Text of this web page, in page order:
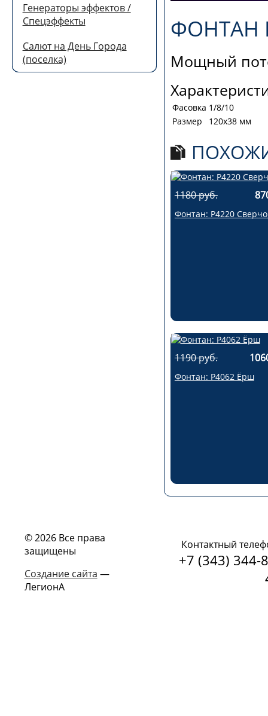
Генераторы эффектов /
Спецэффекты
Салют на День Города
(поселка)
ФОНТАН
Мощный
Фасовка 1/8/10
Размер
120х38 мм
1180 руб.
Фонтан: Р4220
1190 руб.
Фонтан: Р4062 Ёрш
© 2026 Все права
защищены
Создание сайта —
ЛегионА
Контактный
+7 (343) 344-